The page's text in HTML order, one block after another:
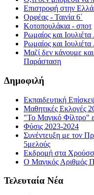
Επιστροφή στην
Ορφέας - Ταινία 6΄
Κοτοπουλάκια - σποτ
Ρωμαίος και
Ρωμαίος και
Μαζί δεν κάνουμε
Παράσταση
Δημοφιλή
Εκπαιδευτική
Μαθητικές Εκλογές
"Το Μαγικό Φίλτρο"
Φύσις 2023-2024
Συνέντευξη με τον
5μελούς
Εκδρομή στα
Ο Μαγικός Αριθμός Π
Τελευταία Νέα